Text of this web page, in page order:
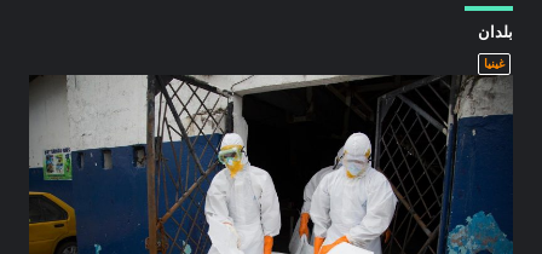
بلدان
غينيا